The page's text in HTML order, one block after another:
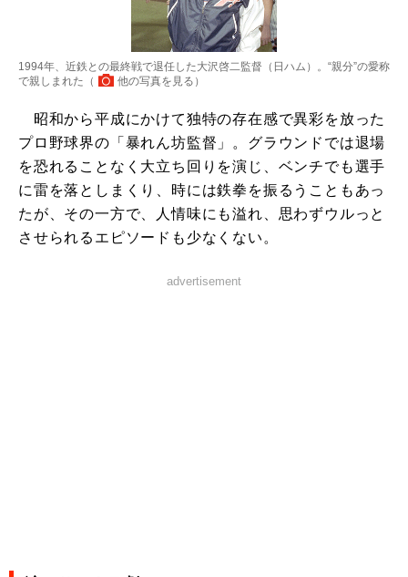
1994年、近鉄との最終戦で退任した大沢啓二監督（日ハム）。“親分”の愛称
で親しまれた（
他の写真を見る ）
昭和から平成にかけて独特の存在感で異彩を放った
プロ野球界の「暴れん坊監督」。グラウンドでは退場
を恐れることなく大立ち回りを演じ、ベンチでも選手
に雷を落としまくり、時には鉄拳を振るうこともあっ
たが、その一方で、人情味にも溢れ、思わずウルっと
させられるエピソードも少なくない。
advertisement